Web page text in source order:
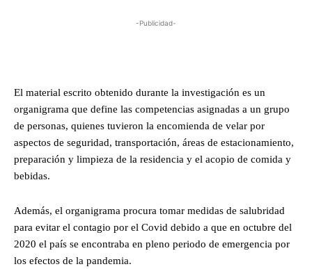
-Publicidad-
El material escrito obtenido durante la investigación es un
organigrama que define las competencias asignadas a un grupo
de personas, quienes tuvieron la encomienda de velar por
aspectos de seguridad, transportación, áreas de estacionamiento,
preparación y limpieza de la residencia y el acopio de comida y
bebidas.
Además, el organigrama procura tomar medidas de salubridad
para evitar el contagio por el Covid debido a que en octubre del
2020 el país se encontraba en pleno periodo de emergencia por
los efectos de la pandemia.